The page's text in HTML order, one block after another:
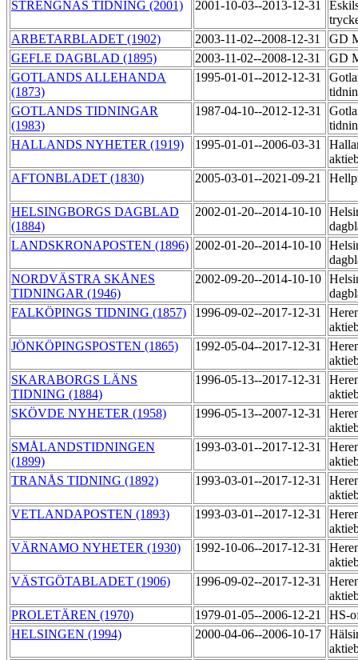
STRENGNÄS TIDNING (2001)
2001-10-03--2013-12-31
ARBETARBLADET (1902)
2003-11-02--2008-12-31
GD
GEFLE DAGBLAD (1895)
2003-11-02--2008-12-31
GD
GOTLANDS ALLEHANDA
(1873)
1995-01-01--2012-12-31
GOTLANDS TIDNINGAR
(1983)
1987-04-10--2012-12-31
HALLANDS NYHETER (1919)
1995-01-01--2006-03-31
AFTONBLADET (1830)
2005-03-01--2021-09-21
HELSINGBORGS DAGBLAD
(1884)
2002-01-20--2014-10-10
LANDSKRONAPOSTEN (1896) 2002-01-20--2014-10-10
NORDVÄSTRA SKÅNES
TIDNINGAR (1946)
2002-09-20--2014-10-10
FALKÖPINGS TIDNING (1857)
1996-09-02--2017-12-31
JÖNKÖPINGSPOSTEN (1865)
1992-05-04--2017-12-31
SKARABORGS LÄNS
TIDNING (1884)
1996-05-13--2017-12-31
SKÖVDE NYHETER (1958)
1996-05-13--2007-12-31
SMÅLANDSTIDNINGEN
(1899)
1993-03-01--2017-12-31
TRANÅS TIDNING (1892)
1993-03-01--2017-12-31
VETLANDAPOSTEN (1893)
1993-03-01--2017-12-31
VÄRNAMO NYHETER (1930)
1992-10-06--2017-12-31
VÄSTGÖTABLADET (1906)
1996-09-02--2017-12-31
PROLETÄREN (1970)
1979-01-05--2006-12-21
HS-
HELSINGEN (1994)
2000-04-06--2006-10-17